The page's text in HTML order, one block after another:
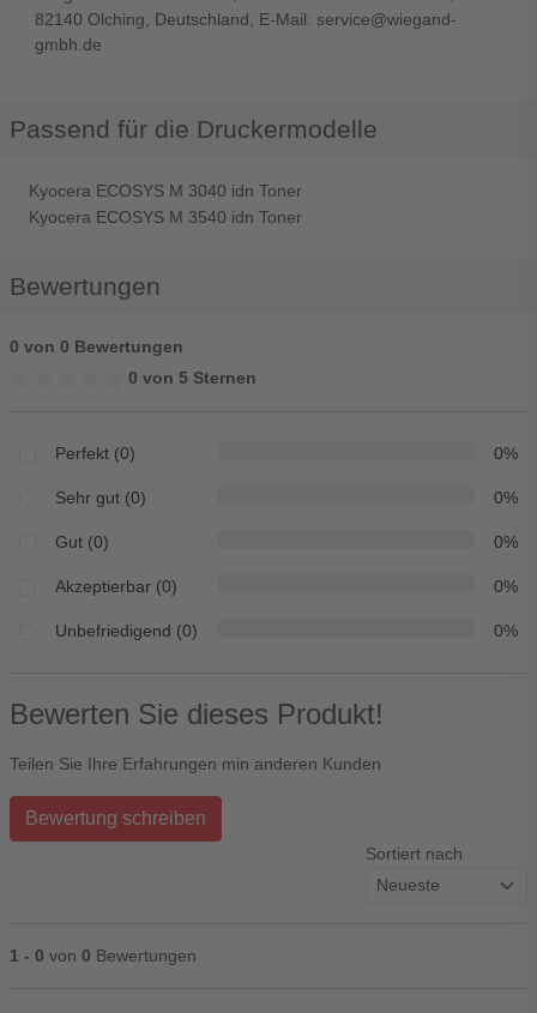
82140 Olching, Deutschland, E-Mail: service@wiegand-
gmbh.de
Passend für die Druckermodelle
Kyocera ECOSYS M 3040 idn Toner
Kyocera ECOSYS M 3540 idn Toner
Bewertungen
0 von 0 Bewertungen
0 von 5 Sternen
Perfekt (0) 0%
Sehr gut (0) 0%
Gut (0) 0%
Akzeptierbar (0) 0%
Unbefriedigend (0) 0%
Bewerten Sie dieses Produkt!
Teilen Sie Ihre Erfahrungen min anderen Kunden
Bewertung schreiben
Sortiert nach
1 - 0 von 0 Bewertungen